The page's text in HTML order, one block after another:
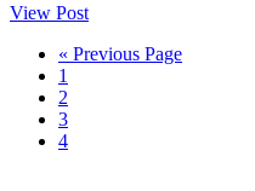
View Post
« Go
Previous Page
Seite
1
Seite
2
Seite
3
Seite
4